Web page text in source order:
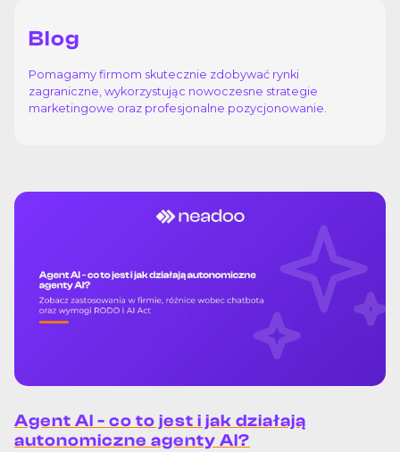
Blog
Pomagamy firmom skutecznie zdobywać rynki
zagraniczne, wykorzystując nowoczesne strategie
marketingowe oraz profesjonalne pozycjonowanie.
Agent AI - co to jest i jak działają
autonomiczne agenty AI?